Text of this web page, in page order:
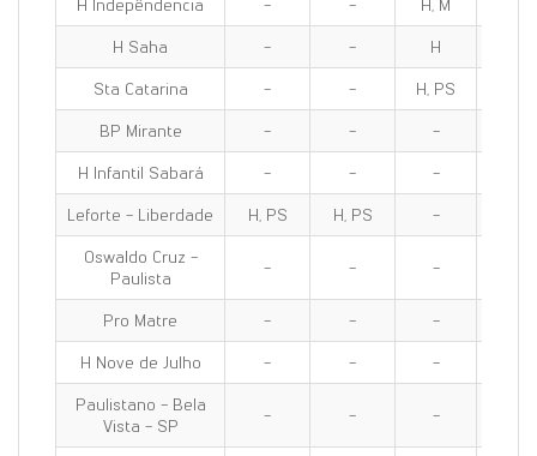
H Indepêndencia
- - H, M
H Saha
- - H
Sta Catarina
- - H, PS
BP Mirante
- - -
H Infantil Sabará
- - -
Leforte - Liberdade
H, PS H, PS -
Oswaldo Cruz -
Paulista
- - -
Pro Matre - - -
H Nove de Julho
- - -
Paulistano - Bela
Vista - SP
- - -